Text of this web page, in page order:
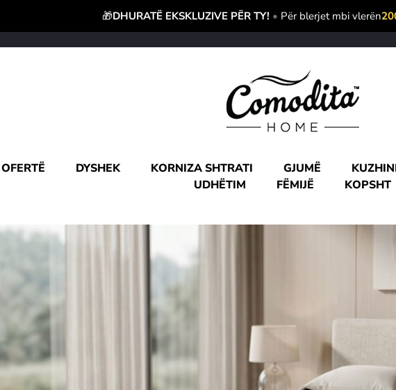
🎁DHURATË EKSKLUZIVE PËR TY! • Për blerjet mbi vlerën
OFERTË DYSHEK KORNIZA SHTRATI GJUMË
UDHËTIM
FËMIJË KOPSHT